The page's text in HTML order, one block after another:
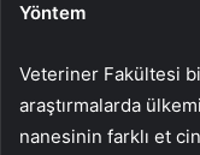
Yöntem
Veteriner Fakültesi
araştırmalarda
nanesinin farklı et